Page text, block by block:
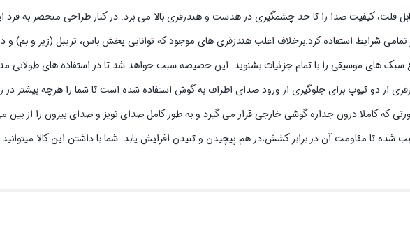
کابل فلت، کیفیت صدا را تا حد چشمگیری در هدست و هندزفری بالا می برد. در کنار طراحی منحصر به
شرایط استفاده کرد.برخلاف اغلب هندزفری های موجود که توانایی پخش باس، تریبل (زیر و بم) و
سبک های موسیقی را با تمام جزئیات بشنوید. این خصیصه سبب خواهد شد تا در استفاده های طولانی
از دو تیوپ برای جلوگیری از ورود صدای اطراف به گوش استفاده شده است تا شما را هرچه بیشتر در
که کاملا درون جداره گوشی خارجی قرار می گیرد و به طور کامل صدای نویز و صدای بیرون را از بین